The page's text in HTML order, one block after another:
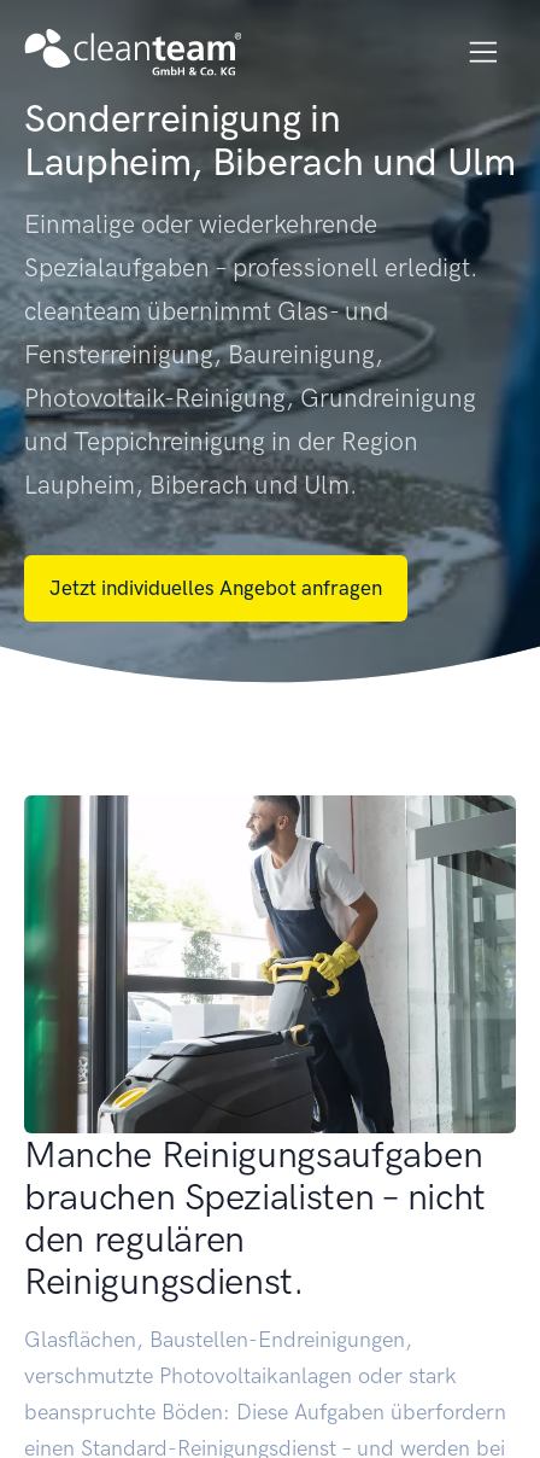
Sonderreinigung in
Laupheim, Biberach und Ulm
Einmalige oder wiederkehrende
Spezialaufgaben – professionell erledigt.
cleanteam übernimmt Glas- und
Fensterreinigung, Baureinigung,
Photovoltaik-Reinigung, Grundreinigung
und Teppichreinigung in der Region
Laupheim, Biberach und Ulm.
Jetzt individuelles Angebot anfragen
Manche Reinigungsaufgaben
brauchen Spezialisten – nicht
den regulären
Reinigungsdienst.
Glasflächen, Baustellen-Endreinigungen,
verschmutzte Photovoltaikanlagen oder stark
beanspruchte Böden: Diese Aufgaben überfordern
einen Standard-Reinigungsdienst – und werden bei